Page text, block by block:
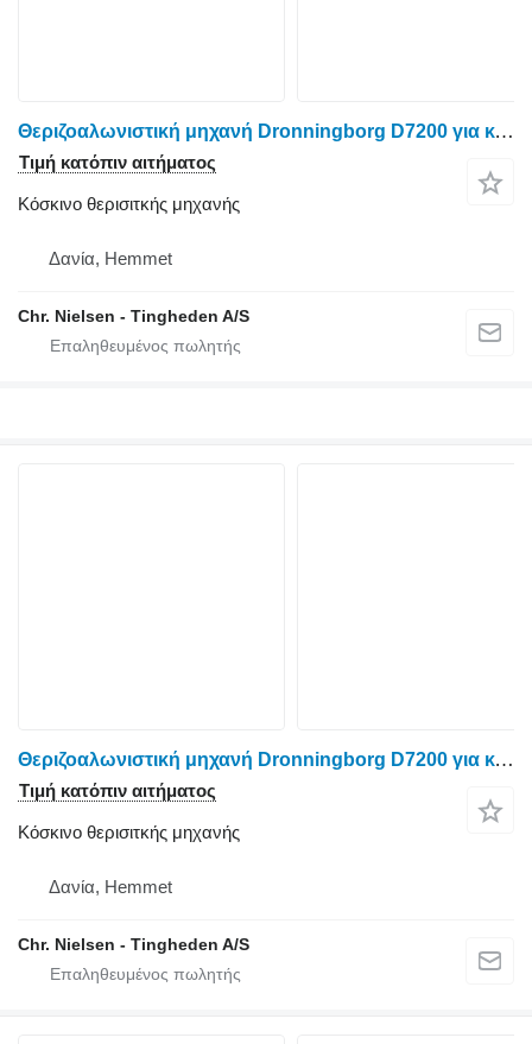
Θεριζοαλωνιστική μηχανή Dronningborg D7200 για κόσκινο θερισιτκής μηχανής
Τιμή κατόπιν αιτήματος
Κόσκινο θερισιτκής μηχανής
Δανία, Hemmet
Chr. Nielsen - Tingheden A/S
Θεριζοαλωνιστική μηχανή Dronningborg D7200 για κόσκινο θερισιτκής μηχανής
Τιμή κατόπιν αιτήματος
Κόσκινο θερισιτκής μηχανής
Δανία, Hemmet
Chr. Nielsen - Tingheden A/S